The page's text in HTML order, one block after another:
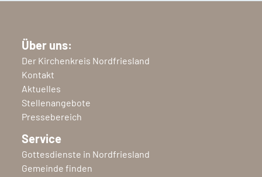
Über uns:
Der Kirchenkreis Nordfriesland
Kontakt
Aktuelles
Stellenangebote
Pressebereich
Service
Gottesdienste in Nordfriesland
Gemeinde finden